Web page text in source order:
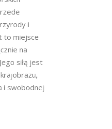
i
to miejsce
na
siłą jest
i swobodnej